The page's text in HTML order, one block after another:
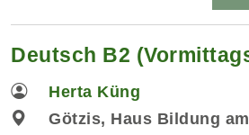
Deutsch B2
Herta Küng
Götzis, Haus Bildung